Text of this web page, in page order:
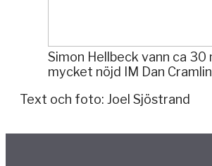
Simon Hellbeck vann ca
mycket nöjd IM Dan
Text och foto: Joel Sjöstrand